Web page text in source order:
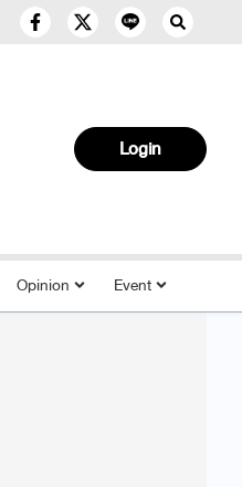
Login
Opinion Event